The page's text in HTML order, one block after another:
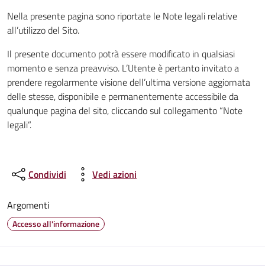
Nella presente pagina sono riportate le Note legali relative
all’utilizzo del Sito.
Il presente documento potrà essere modificato in qualsiasi
momento e senza preavviso. L’Utente è pertanto invitato a
prendere regolarmente visione dell’ultima versione aggiornata
delle stesse, disponibile e permanentemente accessibile da
qualunque pagina del sito, cliccando sul collegamento “Note
legali”.
Condividi Vedi azioni
Argomenti
Accesso all'informazione